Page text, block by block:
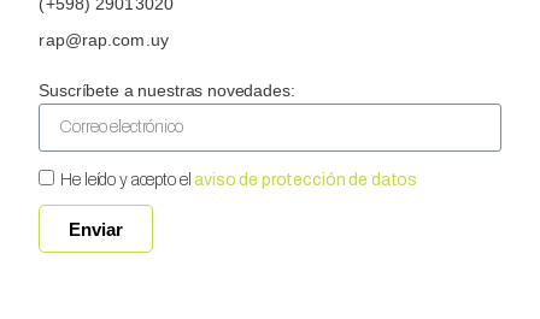
rap@rap.com.uy
Suscríbete a nuestras novedades:
He leído y acepto elaviso de protección de datos
Enviar